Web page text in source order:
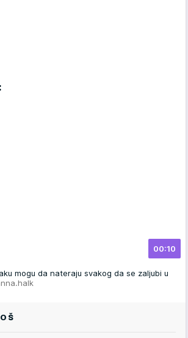
00:10
mogu da nateraju svakog da se zaljubi u